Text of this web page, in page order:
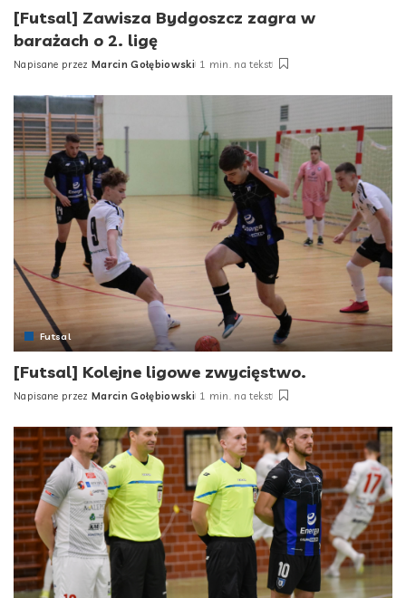
[Futsal] Zawisza Bydgoszcz zagra w
barażach o 2. ligę
Posted
Napisane przez Marcin Gołębiowski 1 min. na tekst
Futsal
[Futsal] Kolejne ligowe zwycięstwo.
Posted
Napisane przez Marcin Gołębiowski 1 min. na tekst